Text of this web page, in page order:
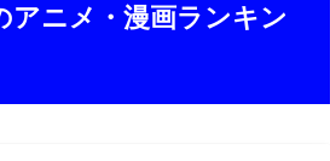
アニメ・漫画ランキン